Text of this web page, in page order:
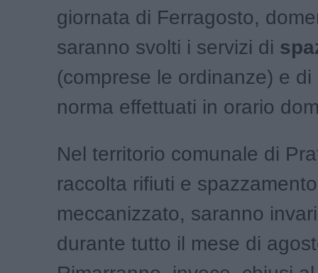
giornata di Ferragosto,
saranno svolti i servizi di
(comprese le ordinanze) e di
norma effettuati in orario
Nel territorio comunale di
raccolta rifiuti e
meccanizzato, saranno
durante tutto il mese di